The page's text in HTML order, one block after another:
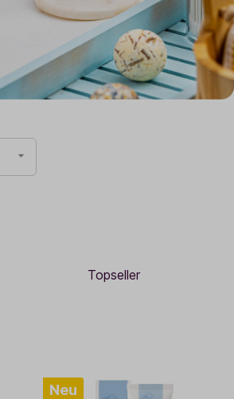
Sale
Adventskalender
Neu